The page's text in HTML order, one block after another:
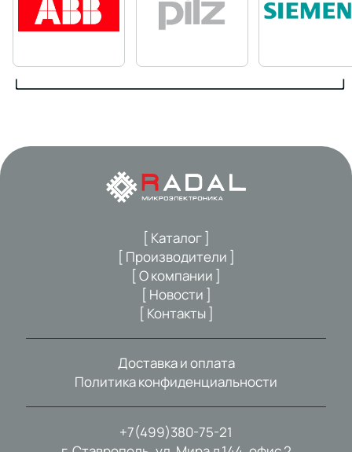
+7(499)380-75-21
[ Каталог ]
[ Производители ]
[ О компании ]
[ Новости ]
[ Контакты ]
Доставка и оплата
Политика конфиденциальности